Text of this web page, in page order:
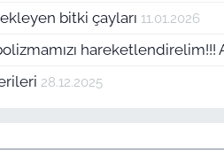
bitki çayları 11.01.2026
hareketlendirelim!!!
28.12.2025